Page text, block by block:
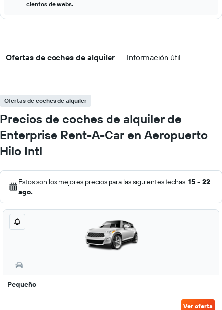
cientos de webs.
Ofertas de coches de alquiler Información útil
Ofertas de coches de alquiler
Precios de coches de alquiler de
Enterprise Rent-A-Car en Aeropuerto
Hilo Intl
Estos son los mejores precios para las siguientes fechas: 15 - 22
ago.
Pequeño
Ver oferta